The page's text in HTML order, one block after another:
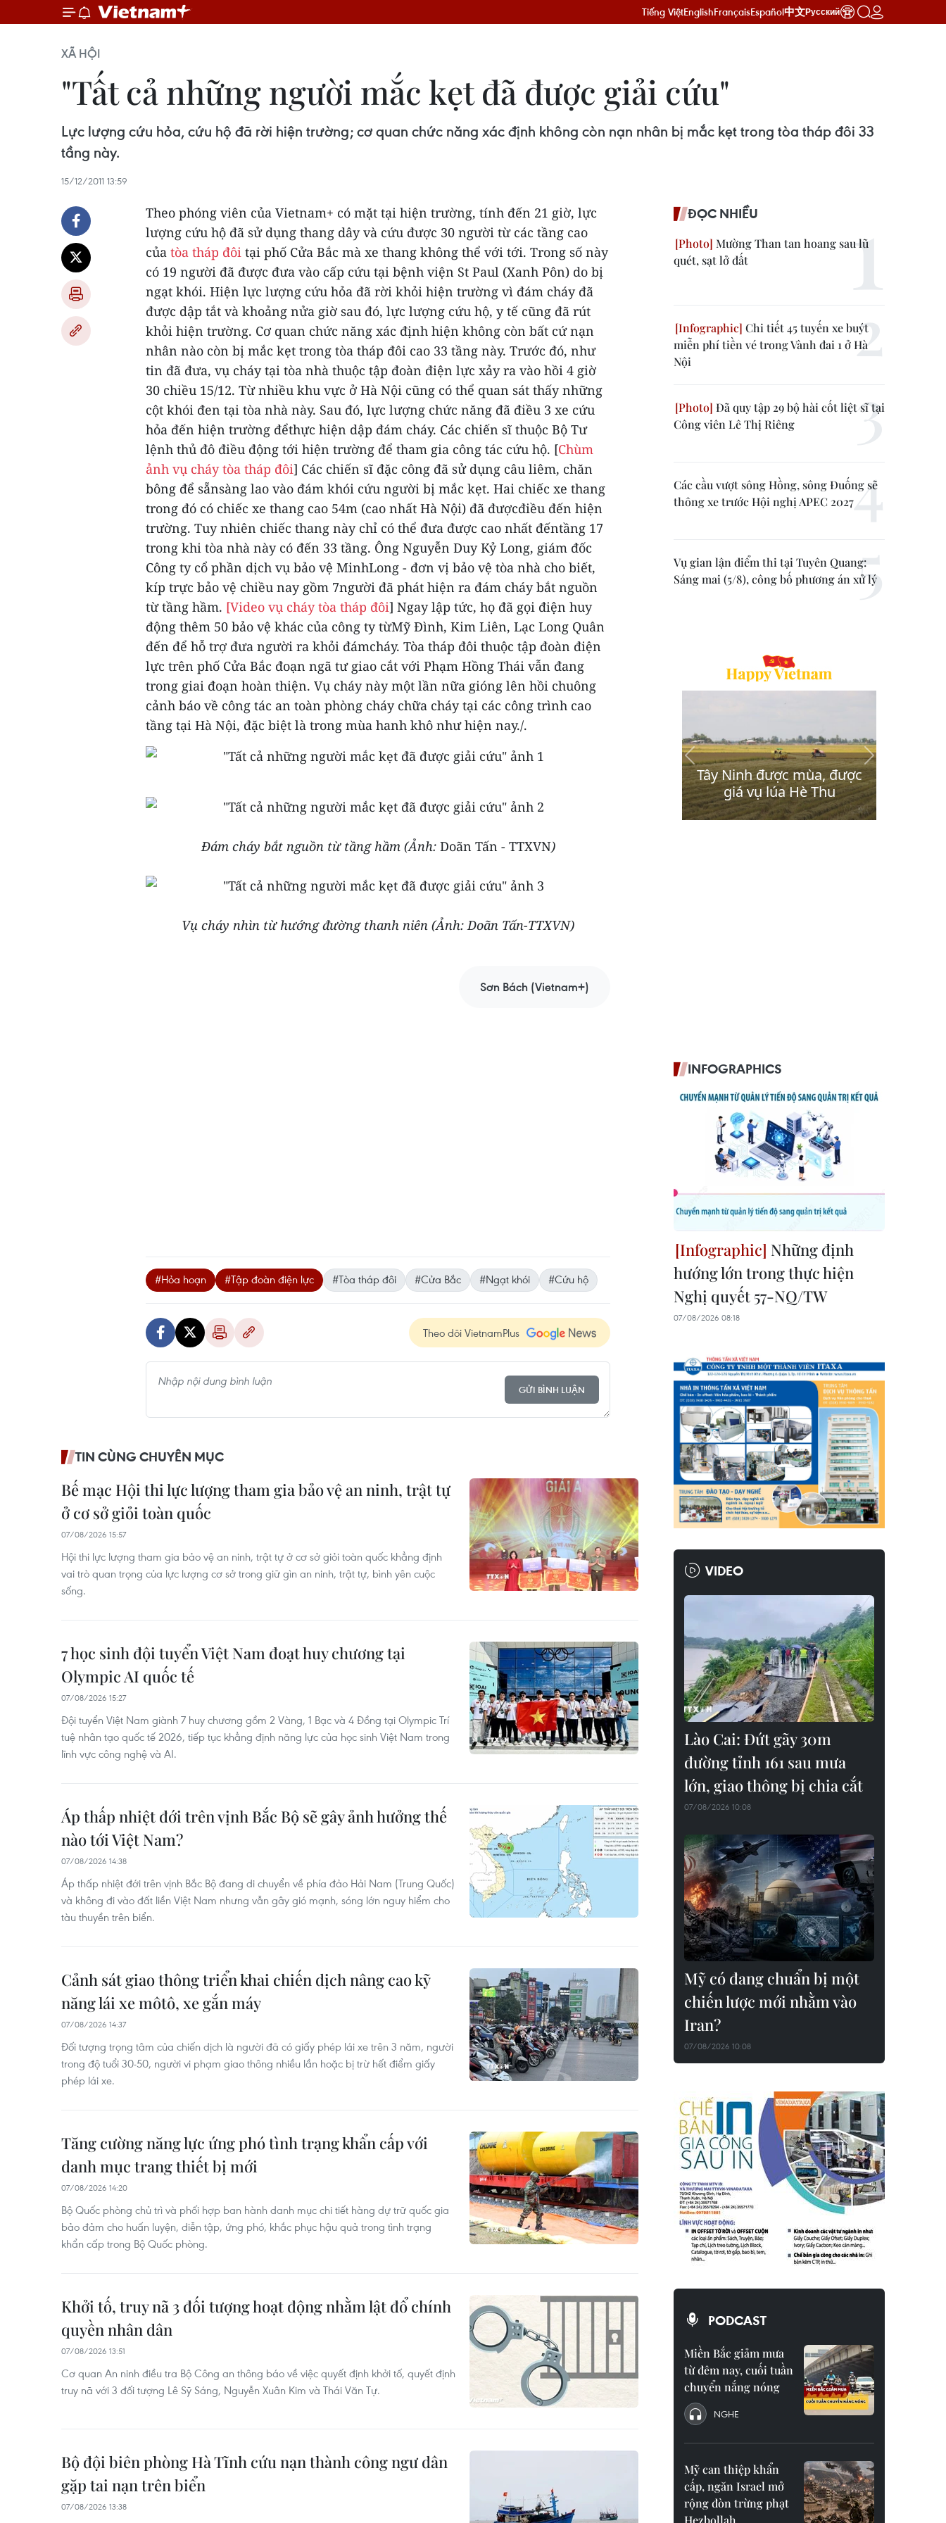
Tiếng ViệtEnglishFrançaisEspañol中文Русский
XÃ HỘI
"Tất cả những người mắc kẹt đã được giải cứu"
Lực lượng cứu hỏa, cứu hộ đã rời hiện trường; cơ quan chức năng xác định không còn nạn nhân bị mắc kẹt trong tòa tháp đôi 33
tầng này.
15/12/2011 13:59
Theo phóng viên của Vietnam+ có mặt tại hiện trường, tính đến 21 giờ, lực
lượng cứu hộ đã sử dụng thang dây và cứu được 30 người từ các tầng cao
của tòa tháp đôi tại phố Cửa Bắc mà xe thang không thể với tới. Trong số này
có 19 người đã được đưa vào cấp cứu tại bệnh viện St Paul (Xanh Pôn) do bị
ngạt khói. Hiện lực lượng cứu hỏa đã rời khỏi hiện trường vì đám cháy đã
được dập tắt và khoảng nửa giờ sau đó, lực lượng cứu hộ, y tế cũng đã rút
khỏi hiện trường. Cơ quan chức năng xác định hiện không còn bất cứ nạn
nhân nào còn bị mắc kẹt trong tòa tháp đôi cao 33 tầng này. Trước đó, như
tin đã đưa, vụ cháy tại tòa nhà thuộc tập đoàn điện lực xảy ra vào hồi 4 giờ
30 chiều 15/12. Từ nhiều khu vực ở Hà Nội cũng có thể quan sát thấy những
cột khói đen tại tòa nhà này. Sau đó, lực lượng chức năng đã điều 3 xe cứu
hỏa đến hiện trường đểthực hiện dập đám cháy. Các chiến sĩ thuộc Bộ Tư
lệnh thủ đô điều động tới hiện trường để tham gia công tác cứu hộ. [Chùm
ảnh vụ cháy tòa tháp đôi] Các chiến sĩ đặc công đã sử dụng câu liêm, chăn
bông để sẵnsàng lao vào đám khói cứu người bị mắc kẹt. Hai chiếc xe thang
trong đó có chiếc xe thang cao 54m (cao nhất Hà Nội) đã đượcđiều đến hiện
trường. Tuy nhiên chiếc thang này chỉ có thể đưa được cao nhất đếntầng 17
trong khi tòa nhà này có đến 33 tầng. Ông Nguyễn Duy Kỷ Long, giám đốc
Công ty cổ phần dịch vụ bảo vệ MinhLong - đơn vị bảo vệ tòa nhà cho biết,
kíp trực bảo vệ chiều nay gồm 7người đã phát hiện ra đám cháy bắt nguồn
từ tầng hầm. [Video vụ cháy tòa tháp đôi] Ngay lập tức, họ đã gọi điện huy
động thêm 50 bảo vệ khác của công ty từMỹ Đình, Kim Liên, Lạc Long Quân
đến để hỗ trợ đưa người ra khỏi đámcháy. Tòa tháp đôi thuộc tập đoàn điện
lực trên phố Cửa Bắc đoạn ngã tư giao cắt với Phạm Hồng Thái vẫn đang
trong giai đoạn hoàn thiện. Vụ cháy này một lần nữa gióng lên hồi chuông
cảnh báo về công tác an toàn phòng cháy chữa cháy tại các công trình cao
tầng tại Hà Nội, đặc biệt là trong mùa hanh khô như hiện nay./.
Đám cháy bắt nguồn từ tầng hầm (Ảnh: Doãn Tấn - TTXVN)
Vụ cháy nhìn từ hướng đường thanh niên (Ảnh: Doãn Tấn-TTXVN)
Sơn Bách (Vietnam+)
#Hỏa hoạn #Tập đoàn điện lực #Tòa tháp đôi #Cửa Bắc #Ngạt khói #Cứu hộ
Theo dõi VietnamPlus
GỬI BÌNH LUẬN
TIN CÙNG CHUYÊN MỤC
Bế mạc Hội thi lực lượng tham gia bảo vệ an ninh, trật tự
ở cơ sở giỏi toàn quốc
07/08/2026 15:57
Hội thi lực lượng tham gia bảo vệ an ninh, trật tự ở cơ sở giỏi toàn quốc khẳng định
vai trò quan trọng của lực lượng cơ sở trong giữ gìn an ninh, trật tự, bình yên cuộc
sống.
7 học sinh đội tuyển Việt Nam đoạt huy chương tại
Olympic AI quốc tế
07/08/2026 15:27
Đội tuyển Việt Nam giành 7 huy chương gồm 2 Vàng, 1 Bạc và 4 Đồng tại Olympic Trí
tuệ nhân tạo quốc tế 2026, tiếp tục khẳng định năng lực của học sinh Việt Nam trong
lĩnh vực công nghệ và AI.
Áp thấp nhiệt đới trên vịnh Bắc Bộ sẽ gây ảnh hưởng thế
nào tới Việt Nam?
07/08/2026 14:38
Áp thấp nhiệt đới trên vịnh Bắc Bộ đang di chuyển về phía đảo Hải Nam (Trung Quốc)
và không đi vào đất liền Việt Nam nhưng vẫn gây gió mạnh, sóng lớn nguy hiểm cho
tàu thuyền trên biển.
Cảnh sát giao thông triển khai chiến dịch nâng cao kỹ
năng lái xe môtô, xe gắn máy
07/08/2026 14:37
Đối tượng trọng tâm của chiến dịch là người đã có giấy phép lái xe trên 3 năm, người
trong độ tuổi 30-50, người vi phạm giao thông nhiều lần hoặc bị trừ hết điểm giấy
phép lái xe.
Tăng cường năng lực ứng phó tình trạng khẩn cấp với
danh mục trang thiết bị mới
07/08/2026 14:20
Bộ Quốc phòng chủ trì và phối hợp ban hành danh mục chi tiết hàng dự trữ quốc gia
bảo đảm cho huấn luyện, diễn tập, ứng phó, khắc phục hậu quả trong tình trạng
khẩn cấp trong Bộ Quốc phòng.
Khởi tố, truy nã 3 đối tượng hoạt động nhằm lật đổ chính
quyền nhân dân
07/08/2026 13:51
Cơ quan An ninh điều tra Bộ Công an thông báo về việc quyết định khởi tố, quyết định
truy nã với 3 đối tượng Lê Sỹ Sáng, Nguyễn Xuân Kim và Thái Văn Tự.
Bộ đội biên phòng Hà Tĩnh cứu nạn thành công ngư dân
gặp tai nạn trên biển
07/08/2026 13:38
ĐỌC NHIỀU
Mường Than tan hoang sau lũ
quét, sạt lở đất
Chi tiết 45 tuyến xe buýt
miễn phí tiền vé trong Vành đai 1 ở Hà
Nội
Đã quy tập 29 bộ hài cốt liệt sĩ tại
Công viên Lê Thị Riêng
Các cầu vượt sông Hồng, sông Đuống sẽ
thông xe trước Hội nghị APEC 2027
Vụ gian lận điểm thi tại Tuyên Quang:
Sáng mai (5/8), công bố phương án xử lý
INFOGRAPHICS
Những định
hướng lớn trong thực hiện
Nghị quyết 57-NQ/TW
07/08/2026 08:18
VIDEO
Lào Cai: Đứt gãy 30m
đường tỉnh 161 sau mưa
lớn, giao thông bị chia cắt
07/08/2026 10:08
Mỹ có đang chuẩn bị một
chiến lược mới nhằm vào
Iran?
07/08/2026 10:08
PODCAST
Miền Bắc giảm mưa
từ đêm nay, cuối tuần
chuyển nắng nóng
NGHE
Mỹ can thiệp khẩn
cấp, ngăn Israel mở
rộng đòn trừng phạt
Hezbollah